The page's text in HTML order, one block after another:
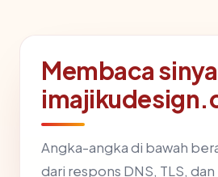
Membaca
Angka-angka di bawah
dari respons DNS, TLS, dan